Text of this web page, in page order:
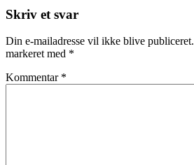
Skriv et svar
Din e-mailadresse vil ikke blive publiceret.
markeret med *
Kommentar *